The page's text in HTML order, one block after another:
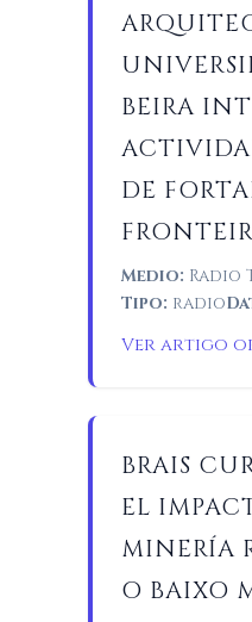
BEIRA
DE
Medio: Radio
Tipo: radio
Ver artigo
BRAIS
EL
MINERÍA
O BAIXO